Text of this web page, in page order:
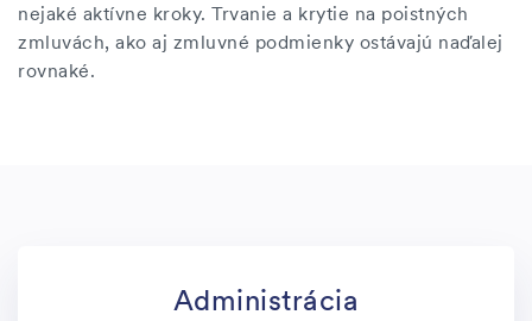
nejaké aktívne kroky. Trvanie a krytie na poistných
zmluvách, ako aj zmluvné podmienky ostávajú naďalej
rovnaké.
Administrácia